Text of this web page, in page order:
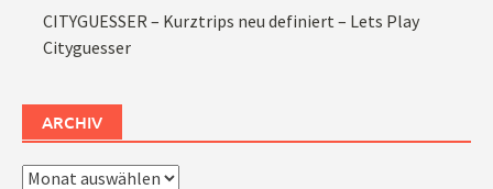
CITYGUESSER – Kurztrips neu definiert – Lets Play
Cityguesser
ARCHIV
Archiv